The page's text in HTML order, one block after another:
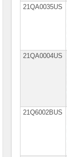
21QA0035US
21QA0004US
21Q6002BUS